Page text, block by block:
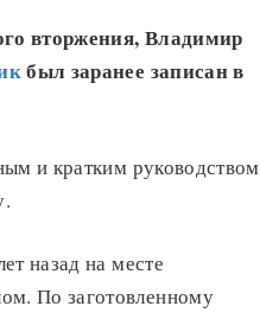
вторжения, Владимир
был заранее записанв
и кратким руководством
назад на месте
По заготовленному